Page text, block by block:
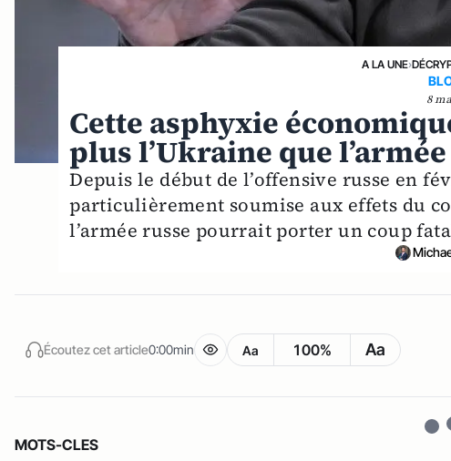
A LA UNE›
8
Cette asphyxie
plus l’Ukraine que
Depuis le début de l’offensive russe en
particulièrement soumise aux effets du
l’armée russe pourrait porter un coup
Écoutez cet article0:00min Aa 100% Aa
MOTS-CLES